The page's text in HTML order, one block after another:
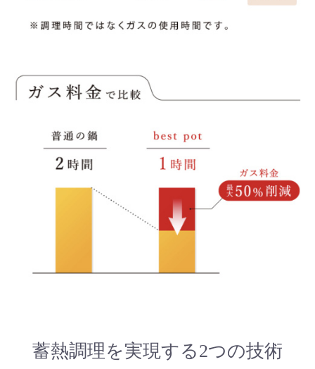
蓄熱調理を実現する2つの技術